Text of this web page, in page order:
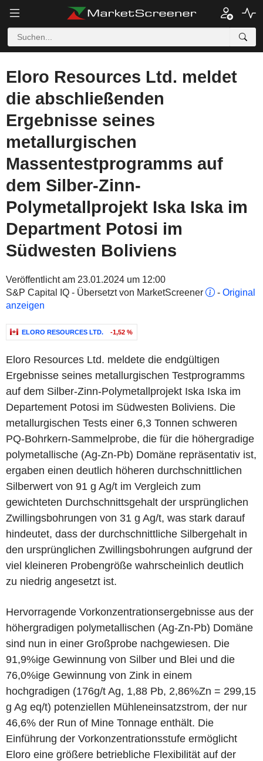
Eloro Resources Ltd. meldet
die abschließenden
Ergebnisse seines
metallurgischen
Massentestprogramms auf
dem Silber-Zinn-
Polymetallprojekt Iska Iska im
Department Potosi im
Südwesten Boliviens
Veröffentlicht am 23.01.2024 um 12:00
S&P Capital IQ - Übersetzt von MarketScreener
- Original
anzeigen
ELORO RESOURCES LTD. -1,52 %
Eloro Resources Ltd. meldete die endgültigen
Ergebnisse seines metallurgischen Testprogramms
auf dem Silber-Zinn-Polymetallprojekt Iska Iska im
Departement Potosi im Südwesten Boliviens. Die
metallurgischen Tests einer 6,3 Tonnen schweren
PQ-Bohrkern-Sammelprobe, die für die höhergradige
polymetallische (Ag-Zn-Pb) Domäne repräsentativ ist,
ergaben einen deutlich höheren durchschnittlichen
Silberwert von 91 g Ag/t im Vergleich zum
gewichteten Durchschnittsgehalt der ursprünglichen
Zwillingsbohrungen von 31 g Ag/t, was stark darauf
hindeutet, dass der durchschnittliche Silbergehalt in
den ursprünglichen Zwillingsbohrungen aufgrund der
viel kleineren Probengröße wahrscheinlich deutlich
zu niedrig angesetzt ist.
Hervorragende Vorkonzentrationsergebnisse aus der
höhergradigen polymetallischen (Ag-Zn-Pb) Domäne
sind nun in einer Großprobe nachgewiesen. Die
91,9%ige Gewinnung von Silber und Blei und die
76,0%ige Gewinnung von Zink in einem
hochgradigen (176g/t Ag, 1,88 Pb, 2,86%Zn = 299,15
g Ag eq/t) potenziellen Mühleneinsatzstrom, der nur
46,6% der Run of Mine Tonnage enthält. Die
Einführung der Vorkonzentrationsstufe ermöglicht
Eloro eine größere betriebliche Flexibilität auf der